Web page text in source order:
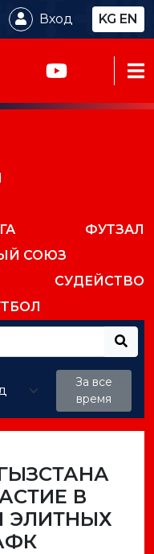
Вход KG EN
ФУТЗАЛ
СОЮЗ
СУДЕЙСТВО
За все
время
В
ЭЛИТНЫХ